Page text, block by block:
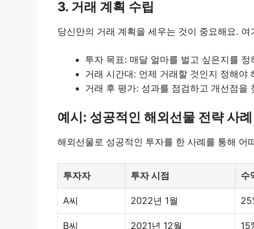
3. 거래 계획 수립
당신만의 거래 계획을 세우는 것이 중요해요.
투자 목표: 매달 얼마를 벌고 싶은지를 정
거래 시간대: 언제 거래할 것인지 정해야
거래 후 평가: 성과를 점검하고 개선점을
예시: 성공적인 해외선물 전략 사례
해외선물로 성공적인 투자를 한 사례를 통해 어
투자자 투자 시점 수
A씨 2022년 1월
B씨 2021년 12월